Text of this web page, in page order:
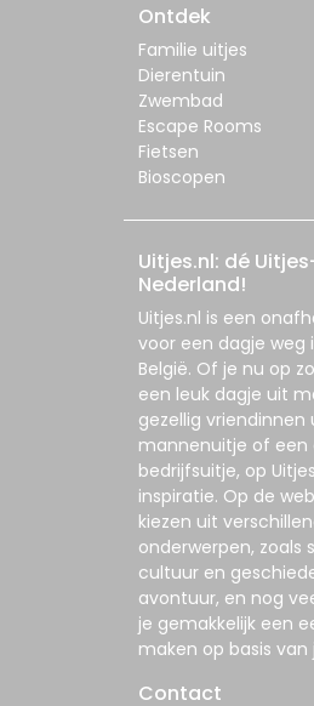
Ontdek
Familie uitjes
Dierentuin
Zwembad
Escape Rooms
Fietsen
Bioscopen
Uitjes.nl: dé
Nederland!
Uitjes.nl is een
voor een dagje weg
België. Of je nu op
een leuk dagje uit
gezellig
mannenuitje of een
bedrijfsuitje, op
inspiratie. Op de
kiezen uit
onderwerpen, zoals
cultuur en
avontuur, en nog
je gemakkelijk een
maken op basis van
Contact